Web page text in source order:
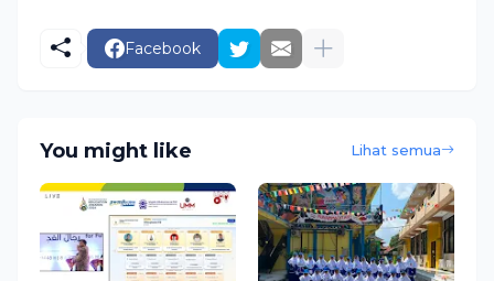
Facebook
You might like Lihat semua